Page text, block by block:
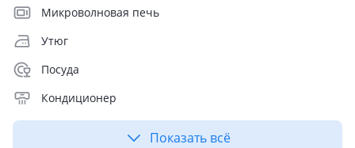
Микроволновая печь
Утюг
Посуда
Кондиционер
Показать всё